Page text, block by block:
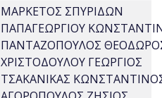
ΜΑΡΚΕΤΟΣ ΣΠΥΡΙΔΩΝ
ΠΑΠΑΓΕΩΡΓΙΟΥ
ΠΑΝΤΑΖΟΠΟΥΛΟΣ
ΧΡΙΣΤΟΔΟΥΛΟΥ ΓΕΩΡΓΙΟΣ
ΤΣΑΚΑΝΙΚΑΣ